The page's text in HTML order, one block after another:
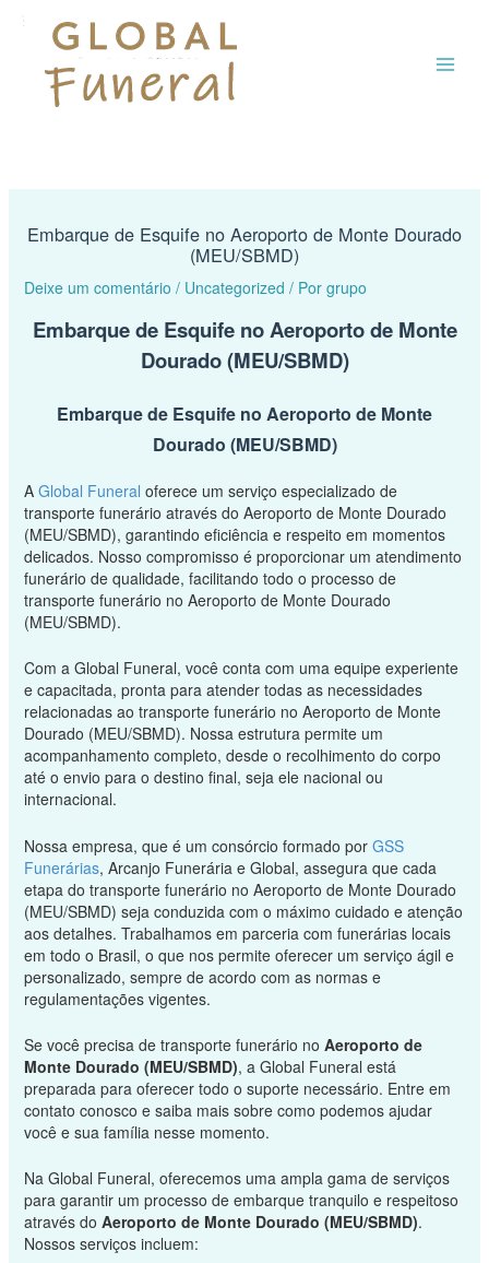
para
conteúdo
Embarque de Esquife no Aeroporto de Monte Dourado
(MEU/SBMD)
Deixe um comentário / Uncategorized / Por grupo
Embarque de Esquife no Aeroporto de Monte
Dourado (MEU/SBMD)
Embarque de Esquife no Aeroporto de Monte
Dourado (MEU/SBMD)
A Global Funeral oferece um serviço especializado de
transporte funerário através do Aeroporto de Monte Dourado
(MEU/SBMD), garantindo eficiência e respeito em momentos
delicados. Nosso compromisso é proporcionar um atendimento
funerário de qualidade, facilitando todo o processo de
transporte funerário no Aeroporto de Monte Dourado
(MEU/SBMD).
Com a Global Funeral, você conta com uma equipe experiente
e capacitada, pronta para atender todas as necessidades
relacionadas ao transporte funerário no Aeroporto de Monte
Dourado (MEU/SBMD). Nossa estrutura permite um
acompanhamento completo, desde o recolhimento do corpo
até o envio para o destino final, seja ele nacional ou
internacional.
Nossa empresa, que é um consórcio formado por GSS
Funerárias, Arcanjo Funerária e Global, assegura que cada
etapa do transporte funerário no Aeroporto de Monte Dourado
(MEU/SBMD) seja conduzida com o máximo cuidado e atenção
aos detalhes. Trabalhamos em parceria com funerárias locais
em todo o Brasil, o que nos permite oferecer um serviço ágil e
personalizado, sempre de acordo com as normas e
regulamentações vigentes.
Se você precisa de transporte funerário no Aeroporto de
Monte Dourado (MEU/SBMD), a Global Funeral está
preparada para oferecer todo o suporte necessário. Entre em
contato conosco e saiba mais sobre como podemos ajudar
você e sua família nesse momento.
Na Global Funeral, oferecemos uma ampla gama de serviços
para garantir um processo de embarque tranquilo e respeitoso
através do Aeroporto de Monte Dourado (MEU/SBMD).
Nossos serviços incluem: